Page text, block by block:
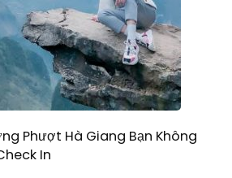
Phượt Hà Giang Bạn Không
In